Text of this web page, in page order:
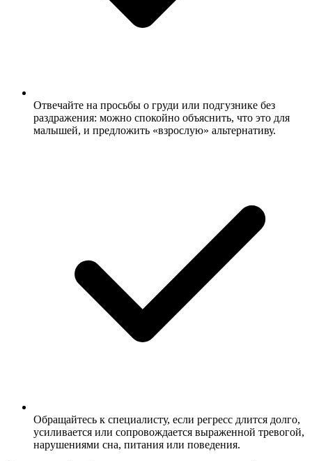
Отвечайте на просьбы о груди или подгузнике без
раздражения: можно спокойно объяснить, что это для
малышей, и предложить «взрослую» альтернативу.
Обращайтесь к специалисту, если регресс длится долго,
усиливается или сопровождается выраженной тревогой,
нарушениями сна, питания или поведения.